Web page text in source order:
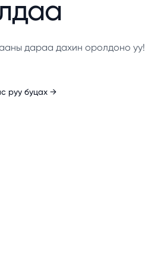
дараа дахин оролдоно уу!
руу буцах →